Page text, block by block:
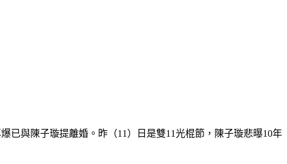
已與陳子璇提離婚。昨（11）日是雙11光棍節，陳子璇悲曝10年